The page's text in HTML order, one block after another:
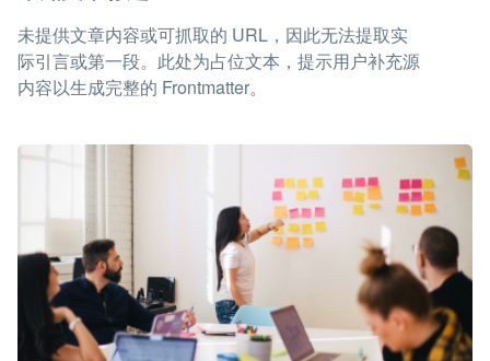
未提供文章内容或可抓取的 URL，因此无法提取实
际引言或第一段。此处为占位文本，提示用户补充源
内容以生成完整的 Frontmatter。